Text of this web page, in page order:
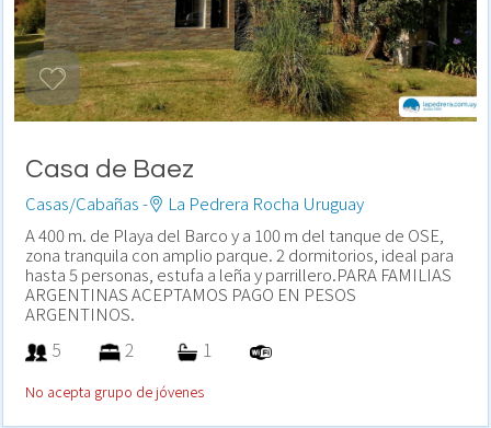
Casa de Baez
Casas/Cabañas -
La Pedrera Rocha Uruguay
A 400 m. de Playa del Barco y a 100 m del tanque de OSE,
zona tranquila con amplio parque. 2 dormitorios, ideal para
hasta 5 personas, estufa a leña y parrillero.PARA FAMILIAS
ARGENTINAS ACEPTAMOS PAGO EN PESOS
ARGENTINOS.
5 2 1
No acepta grupo de jóvenes